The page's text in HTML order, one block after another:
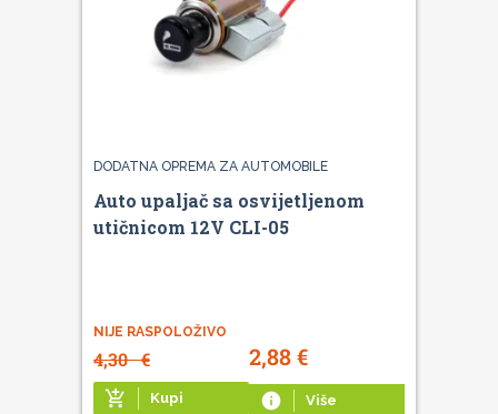
DODATNA OPREMA ZA AUTOMOBILE
Auto upaljač sa osvijetljenom
utičnicom 12V CLI-05
NIJE RASPOLOŽIVO
4,30€ 2,88€
add_shopping_cart Kupi info Više